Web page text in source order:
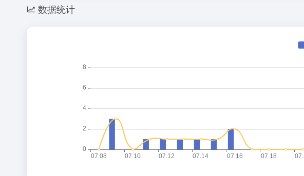
数据统计